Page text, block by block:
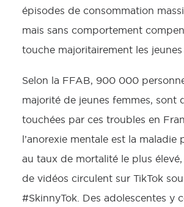
épisodes de consommation
mais sans comportement
touche majoritairement les jeunes
Selon la FFAB, 900 000
majorité de jeunes femmes, sont
touchées par ces troubles en
l’anorexie mentale est la maladie
au taux de mortalité le plus
de vidéos circulent sur TikTok
#SkinnyTok. Des adolescentes y